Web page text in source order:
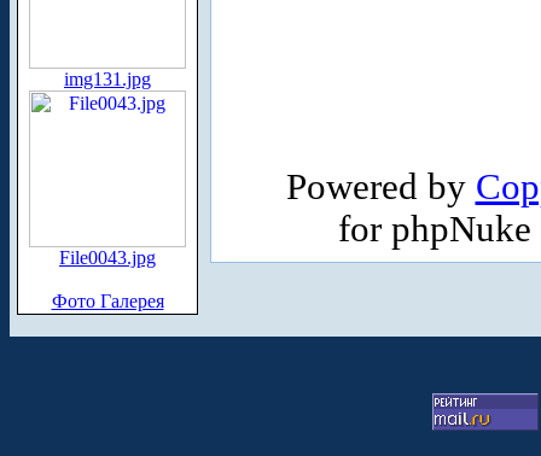
img131.jpg
File0043.jpg
Фото Галерея
Powered by
for